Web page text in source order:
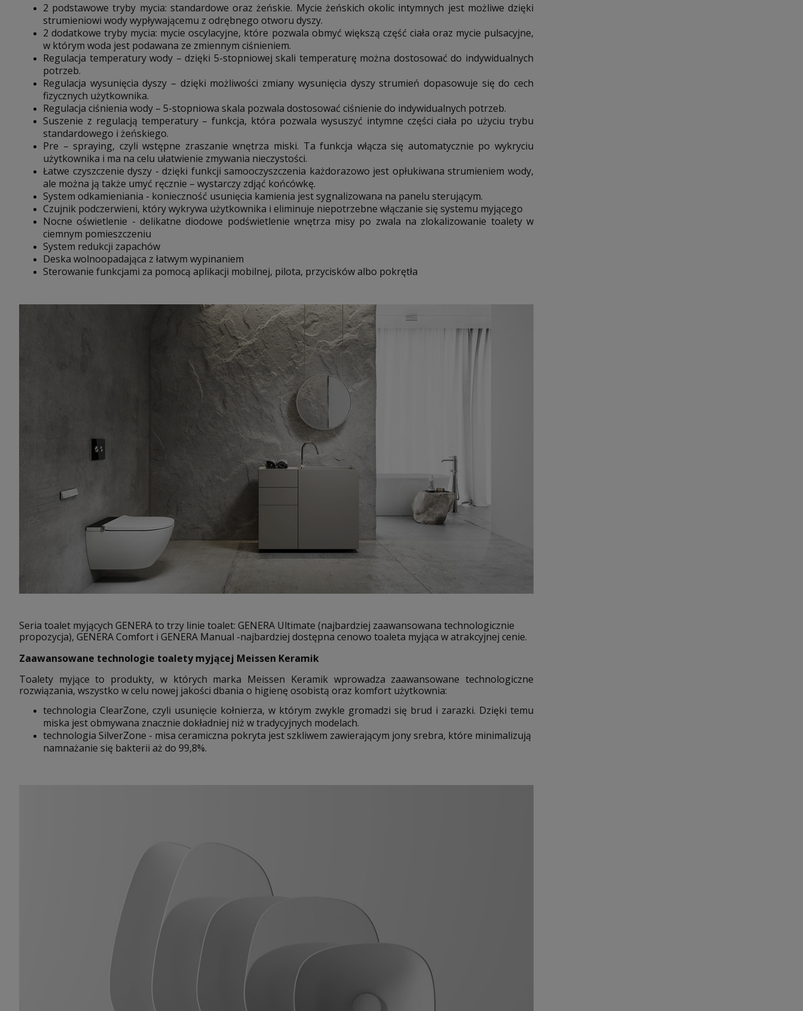
2 podstawowe tryby mycia: standardowe oraz żeńskie. Mycie żeńskich okolic intymnych jest możliwe dzięki
strumieniowi wody wypływającemu z odrębnego otworu dyszy.
2 dodatkowe tryby mycia: mycie oscylacyjne, które pozwala obmyć większą część ciała oraz mycie pulsacyjne,
w którym woda jest podawana ze zmiennym ciśnieniem.
Regulacja temperatury wody – dzięki 5-stopniowej skali temperaturę można dostosować do indywidualnych
potrzeb.
Regulacja wysunięcia dyszy – dzięki możliwości zmiany wysunięcia dyszy strumień dopasowuje się do cech
fizycznych użytkownika.
Regulacja ciśnienia wody – 5-stopniowa skala pozwala dostosować ciśnienie do indywidualnych potrzeb.
Suszenie z regulacją temperatury – funkcja, która pozwala wysuszyć intymne części ciała po użyciu trybu
standardowego i żeńskiego.
Pre – spraying, czyli wstępne zraszanie wnętrza miski. Ta funkcja włącza się automatycznie po wykryciu
użytkownika i ma na celu ułatwienie zmywania nieczystości.
Łatwe czyszczenie dyszy - dzięki funkcji samooczyszczenia każdorazowo jest opłukiwana strumieniem wody,
ale można ją także umyć ręcznie – wystarczy zdjąć końcówkę.
System odkamieniania - konieczność usunięcia kamienia jest sygnalizowana na panelu sterującym.
Czujnik podczerwieni, który wykrywa użytkownika i eliminuje niepotrzebne włączanie się systemu myjącego
Nocne oświetlenie - delikatne diodowe podświetlenie wnętrza misy po zwala na zlokalizowanie toalety w
ciemnym pomieszczeniu
System redukcji zapachów
Deska wolnoopadająca z łatwym wypinaniem
Sterowanie funkcjami za pomocą aplikacji mobilnej, pilota, przycisków albo pokrętła
Seria toalet myjących GENERA to trzy linie toalet: GENERA Ultimate (najbardziej zaawansowana technologicznie
propozycja), GENERA Comfort i GENERA Manual -najbardziej dostępna cenowo toaleta myjąca w atrakcyjnej cenie.
Zaawansowane technologie toalety myjącej Meissen Keramik
Toalety myjące to produkty, w których marka Meissen Keramik wprowadza zaawansowane technologiczne
rozwiązania, wszystko w celu nowej jakości dbania o higienę osobistą oraz komfort użytkownia:
technologia ClearZone, czyli usunięcie kołnierza, w którym zwykle gromadzi się brud i zarazki. Dzięki temu
miska jest obmywana znacznie dokładniej niż w tradycyjnych modelach.
technologia SilverZone - misa ceramiczna pokryta jest szkliwem zawierającym jony srebra, które minimalizują
namnażanie się bakterii aż do 99,8%.